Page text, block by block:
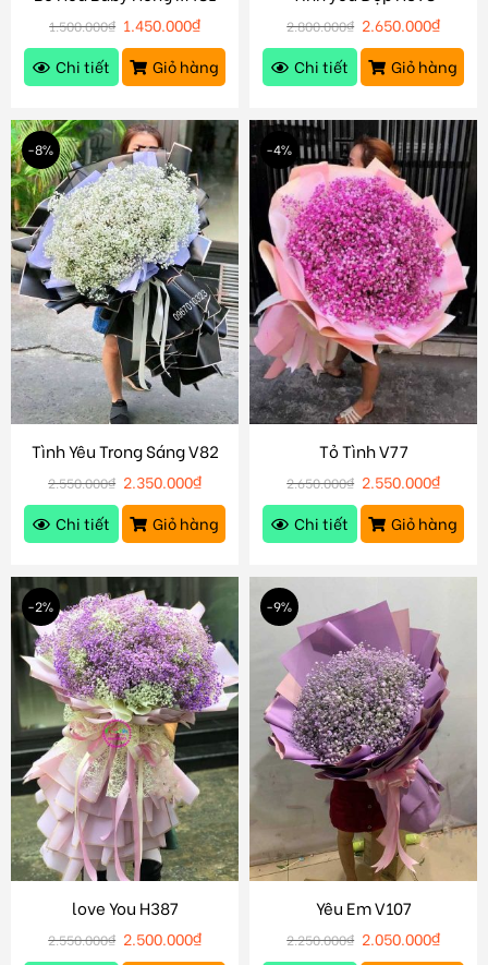
1.500.000₫ 1.450.000₫
Chi tiết
Giỏ hàng
2.800.000₫ 2.650.000₫
Chi tiết
Giỏ hàng
-8%
Tình Yêu Trong Sáng V82
2.550.000₫ 2.350.000₫
Chi tiết
Giỏ hàng
-4%
Tỏ Tình V77
2.650.000₫ 2.550.000₫
Chi tiết
Giỏ hàng
-2%
love You H387
2.550.000₫ 2.500.000₫
-9%
Yêu Em V107
2.250.000₫ 2.050.000₫